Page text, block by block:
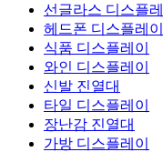
선글라스 디스플레
헤드폰 디스플레이
식품 디스플레이
와인 디스플레이
신발 진열대
타일 ​​디스플레이
장난감 진열대
가방 디스플레이